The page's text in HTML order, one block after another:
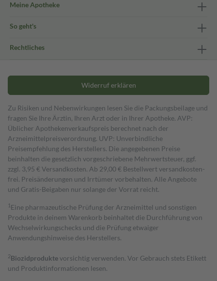
Meine Apotheke
So geht's
Rechtliches
Widerruf erklären
Zu Risiken und Nebenwirkungen lesen Sie die Packungsbeilage und
fragen Sie Ihre Ärztin, Ihren Arzt oder in Ihrer Apotheke. AVP:
Üblicher Apothekenverkaufspreis berechnet nach der
Arzneimittelpreisverordnung. UVP: Unverbindliche
Preisempfehlung des Herstellers. Die angegebenen Preise
beinhalten die gesetzlich vorgeschriebene Mehrwertsteuer, ggf.
zzgl. 3,95 € Versandkosten. Ab 29,00 € Bestell­wert versand­kosten­
frei. Preisänderungen und Irrtümer vorbehalten. Alle Angebote
und Gratis-Beigaben nur solange der Vorrat reicht.
1 Eine pharmazeutische Prüfung der Arzneimittel und sonstigen
Produkte in deinem Warenkorb beinhaltet die Durchführung von
Wechselwirkungschecks und die Prüfung etwaiger
Anwendungshinweise des Herstellers.
2Biozidproduktevorsichtig verwenden. Vor Gebrauch stets Etikett
und Produktinformationen lesen.